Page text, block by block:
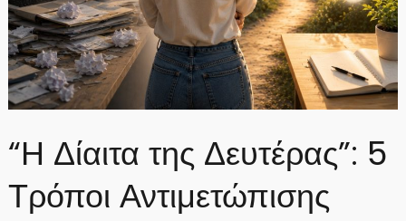
“Η Δίαιτα της Δευτέρας”: 5
Τρόποι Αντιμετώπισης